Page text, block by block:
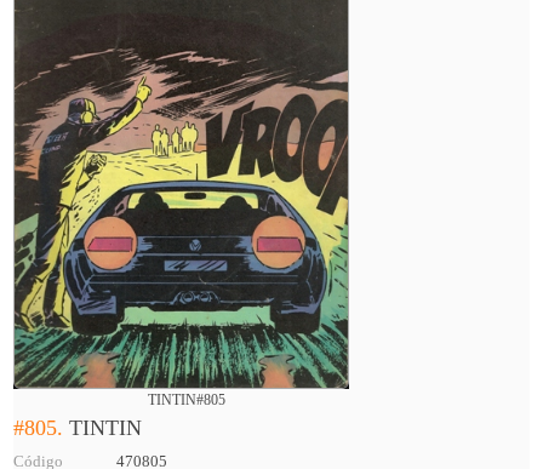
TINTIN#805
#805.TINTIN
Código
470805